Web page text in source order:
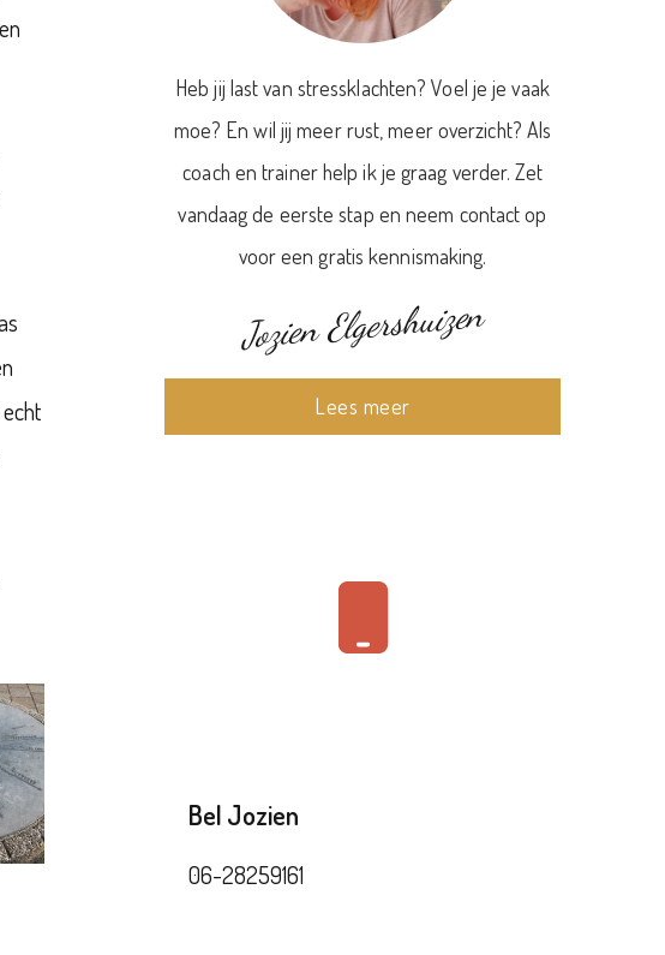
Heb jij last van stressklachten? Voel je je vaak
moe? En wil jij meer rust, meer overzicht? Als
coach en trainer help ik je graag verder. Zet
vandaag de eerste stap en neem contact op
voor een gratis kennismaking.
Jozien Elgershuizen
Lees meer
Bel Jozien
06-28259161